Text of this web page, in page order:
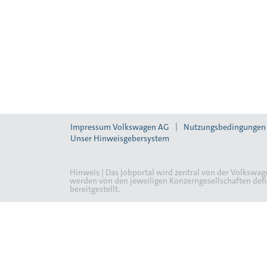
Impressum Volkswagen AG
Nutzungsbedingungen
Unser Hinweisgebersystem
Hinweis | Das Jobportal wird zentral von der
werden von den jeweiligen Konzerngesellschaften
bereitgestellt.